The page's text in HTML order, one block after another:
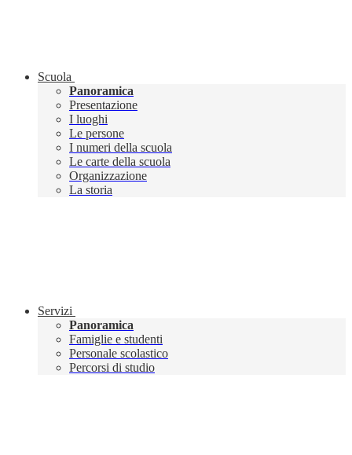
Scuola
Panoramica
Presentazione
I luoghi
Le persone
I numeri della scuola
Le carte della scuola
Organizzazione
La storia
Servizi
Panoramica
Famiglie e studenti
Personale scolastico
Percorsi di studio